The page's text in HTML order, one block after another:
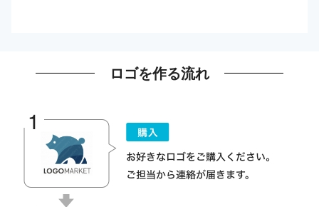
ロゴを作る流れ